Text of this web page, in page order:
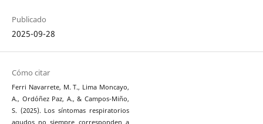
Publicado
2025-09-28
Cómo citar
Ferri Navarrete, M. T., Lima Moncayo,
A., Ordóñez Paz, A., & Campos-Miño,
S. (2025). Los síntomas respiratorios